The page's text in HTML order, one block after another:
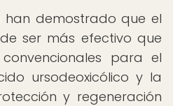
han demostrado que el
ser más efectivo que
para el
ursodeoxicólico y la
y regeneración